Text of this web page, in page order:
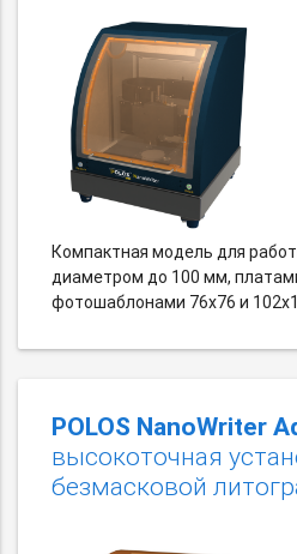
Компактная модель для
диаметром до 100 мм,
фотошаблонами 76х76 и
POLOS NanoWriter
высокоточная
безмасковой